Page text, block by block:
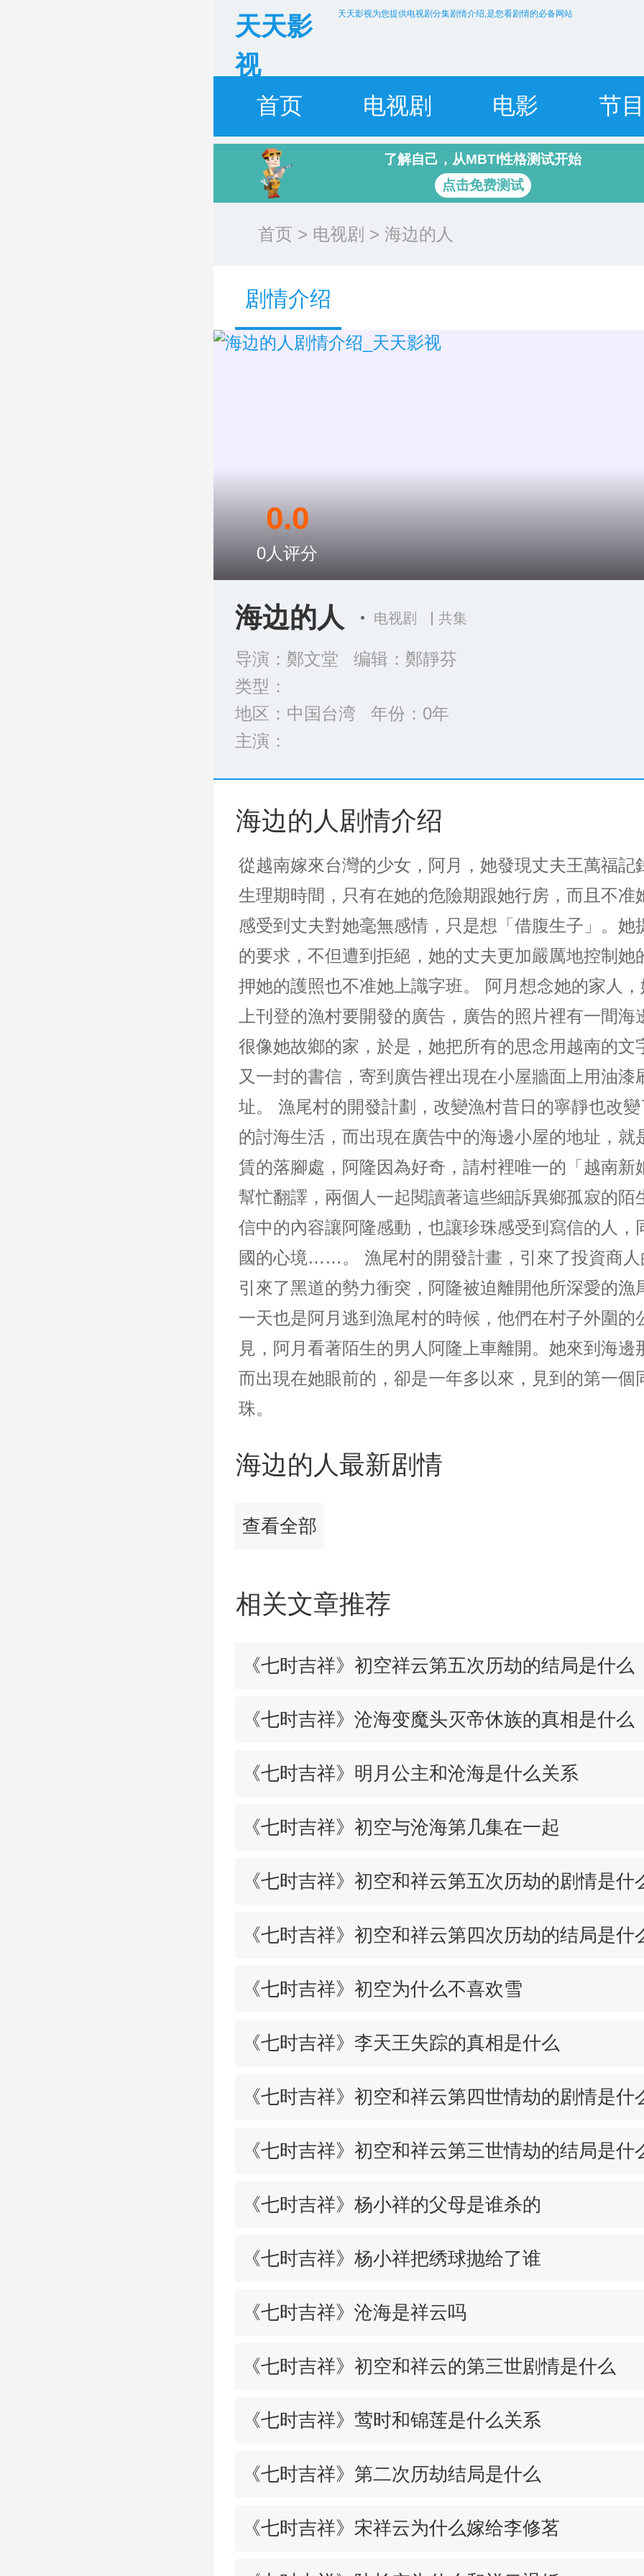
天天影
视
天天影视为您提供电视剧分集剧情介绍,是您看剧情的必备网站
首页 电视剧 电影 节
了解自己，从MBTI性格测试开始
点击免费测试
首页 > 电视剧 > 海边的人
剧情介绍
海边的人 电视剧 共集
导演：鄭文堂 编辑：鄭靜芬
类型：
地区：中国台湾 年份： 0年
主演：
0.0
0人评分
海边的人剧情介绍
從越南嫁來台灣的少女，阿月，她發現丈夫王萬福記
生理期時間，只有在她的危險期跟她行房，而且不准
感受到丈夫對她毫無感情，只是想「借腹生子」。她
的要求，不但遭到拒絕，她的丈夫更加嚴厲地控制她
押她的護照也不准她上識字班。 阿月想念她的家人
上刊登的漁村要開發的廣告，廣告的照片裡有一間海
很像她故鄉的家，於是，她把所有的思念用越南的文
又一封的書信，寄到廣告裡出現在小屋牆面上用油漆
址。 漁尾村的開發計劃，改變漁村昔日的寧靜也改
的討海生活，而出現在廣告中的海邊小屋的地址，就
賃的落腳處，阿隆因為好奇，請村裡唯一的「越南新
幫忙翻譯，兩個人一起閱讀著這些細訴異鄉孤寂的陌
信中的內容讓阿隆感動，也讓珍珠感受到寫信的人，
國的心境……。 漁尾村的開發計畫，引來了投資商人
引來了黑道的勢力衝突，阿隆被迫離開他所深愛的漁
一天也是阿月逃到漁尾村的時候，他們在村子外圍的
見，阿月看著陌生的男人阿隆上車離開。她來到海邊
而出現在她眼前的，卻是一年多以來，見到的第一個
珠。
海边的人最新剧情
查看全部
相关文章推荐
《七时吉祥》初空祥云第五次历劫的结局是什么
《七时吉祥》沧海变魔头灭帝休族的真相是什么
《七时吉祥》明月公主和沧海是什么关系
《七时吉祥》初空与沧海第几集在一起
《七时吉祥》初空和祥云第五次历劫的剧情是什
《七时吉祥》初空和祥云第四次历劫的结局是什
《七时吉祥》初空为什么不喜欢雪
《七时吉祥》李天王失踪的真相是什么
《七时吉祥》初空和祥云第四世情劫的剧情是什
《七时吉祥》初空和祥云第三世情劫的结局是什
《七时吉祥》杨小祥的父母是谁杀的
《七时吉祥》杨小祥把绣球抛给了谁
《七时吉祥》沧海是祥云吗
《七时吉祥》初空和祥云的第三世剧情是什么
《七时吉祥》莺时和锦莲是什么关系
《七时吉祥》第二次历劫结局是什么
《七时吉祥》宋祥云为什么嫁给李修茗